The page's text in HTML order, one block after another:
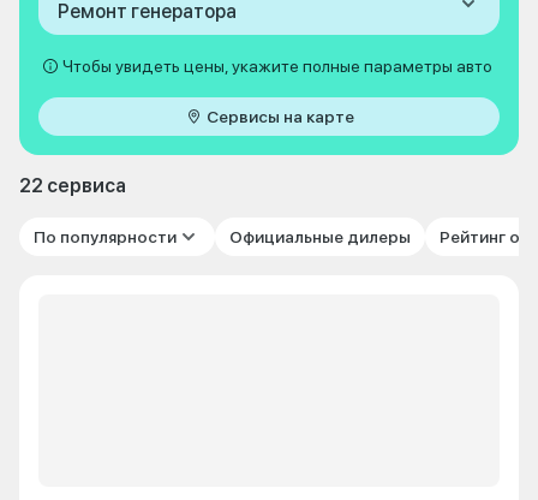
Ремонт генератора
Чтобы увидеть цены, укажите полные параметры авто
Сервисы на карте
22 сервиса
По популярности Официальные дилеры Рейтинг